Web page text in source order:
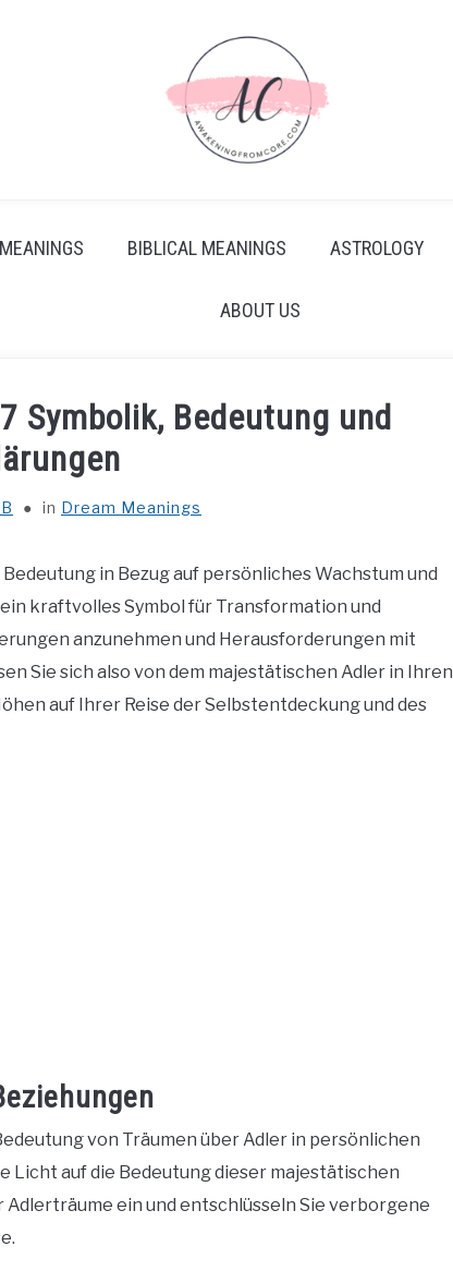
BIBLICAL MEANINGS ASTROLOGY
ABOUT US
Symbolik, Bedeutung und
in Dream Meanings
in Bezug auf persönliches Wachstum und
kraftvolles Symbol für Transformation und
anzunehmen und Herausforderungen mit
Sie sich also von dem majestätischen Adler in Ihren
auf Ihrer Reise der Selbstentdeckung und des
von Träumen über Adler in persönlichen
Licht auf die Bedeutung dieser majestätischen
ein und entschlüsseln Sie verborgene